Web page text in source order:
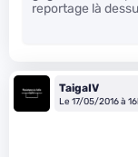
reportage là
TaigaIV
Le 17/05/2016 à